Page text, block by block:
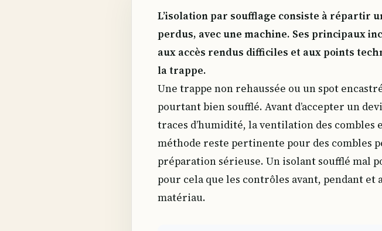
L’isolation par soufflage consiste à répartir
perdus, avec une machine. Ses principaux
aux accès rendus difficiles et aux points
la trappe.
Une trappe non rehaussée ou un spot
pourtant bien soufflé. Avant d’accepter un
traces d’humidité, la ventilation des combles
méthode reste pertinente pour des combles
préparation sérieuse. Un isolant soufflé mal
pour cela que les contrôles avant, pendant
matériau.